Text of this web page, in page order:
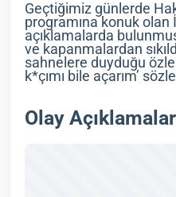
Geçtiğimiz günlerde
programına konuk
açıklamalarda
ve kapanmalardan
sahnelere duyduğu
k*çımı bile açarım’
Olay